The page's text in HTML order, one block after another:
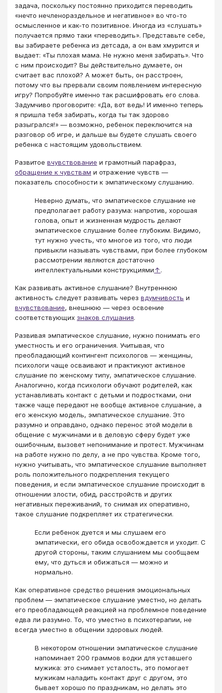
задача, поскольку постоянно приходится переводить
«нечто нечленораздельное и негативное» во что-то
осмысленное и как-то позитивное. Иногда из «слушать»
получается прямо таки «переводить». Представьте себе,
вы забираете ребенка из детсада, а он вам хмурится и
выдает: «Ты плохая мама. Не нужно меня забирать». Что
с ним происходит? Вы действительно думаете, он
считает вас плохой? А может быть, он расстроен,
потому что вы прервали своим появлением интересную
игру? Попробуйте именно так расшифровать его слова.
Задумчиво проговорите: «Да, вот ведь! И именно теперь
я пришла тебя забирать, когда ты так здорово
разыгрался!» — возможно, ребенок переключится на
разговор об игре, и дальше вы будете слушать своего
ребенка с настоящим удовольствием.
Развитое вчувствование и грамотный парафраз,
обращение к чувствам и отражение чувств —
показатель способности к эмпатическому слушанию.
Неверно думать, что эмпатическое слушание не
предполагает работу разума: напротив, хорошая
голова, опыт и жизненная мудрость делают
эмпатическое слушание более глубоким. Видимо,
тут нужно учесть, что многое из того, что люди
привыкли называть чувствами, при более глубоком
рассмотрении являются достаточно
интеллектуальными конструкциями↑.
Как развивать активное слушание? Внутреннюю
активность следует развивать через вдумчивость и
вчувствование, внешнюю — через освоение
соответствующих знаков слушания.
Развивая эмпатическое слушание, нужно понимать его
уместность и его ограничения. Учитывая, что
преобладающий контингент психологов — женщины,
психологи чаще осваивают и практикуют активное
слушание по женскому типу, эмпатическое слушание.
Аналогично, когда психологи обучают родителей, как
устанавливать контакт с детьми и подростками, они
также чаще передают не вообще активное слушание, а
его женскую модель, эмпатическое слушание. Это
разумно и оправдано, однако перенос этой модели в
общение с мужчинами и в деловую сферу будет уже
ошибочным, вызовет непонимание и протест. Мужчинам
на работе нужно по делу, а не про чувства. Кроме того,
нужно учитывать, что эмпатическое слушание выполняет
роль положительного подкрепления текущего
поведения, и если эмпатическое слушание происходит в
отношении злости, обид, расстройств и других
негативных переживаний, то снимая их оперативно,
такое слушание подкрепляет их стратегически.
Если ребенок дуется и мы слушаем его
эмпатически, его обида освобождается и уходит. С
другой стороны, таким слушанием мы сообщаем
ему, что дуться и обижаться — можно и
нормально.
Как оперативное средство решения эмоциональных
проблем — эмпатическое слушание уместно, но делать
его преобладающей реакцией на проблемное поведение
едва ли разумно. То, что уместно в психотерапии, не
всегда уместно в общении здоровых людей.
В некотором отношении эмпатическое слушание
напоминает 200 граммов водки для уставшего
мужика: это снимает усталость, это помогает
мужикам наладить контакт друг с другом, это
бывает хорошо по праздникам, но делать это